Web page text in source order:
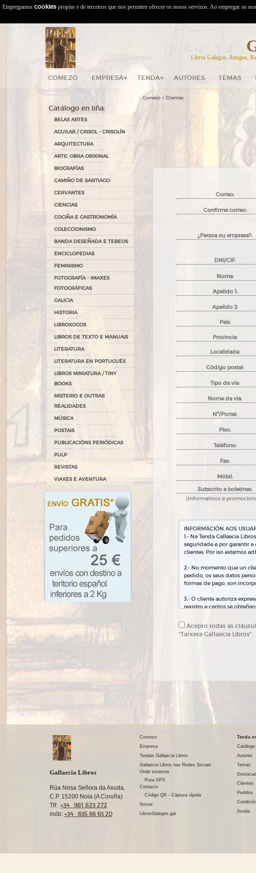
Libros Galegos, Antigos,
COMEZO EMPRESA TENDA AUTORES TEMAS
Catálogo en liña:
BELAS ARTES
AGUILAR / CRISOL - CRISOLÍN
ARQUITECTURA
ARTE: OBRA ORIXINAL
BIOGRAFÍAS
CAMIÑO DE SANTIAGO
CERVANTES
CIENCIAS
COCIÑA E GASTRONOMÍA
COLECCIONISMO
BANDA DESEÑADA E TEBEOS
ENCICLOPEDIAS
FEMINISMO
FOTOGRAFÍA - IMAXES
FOTOGRÁFICAS
GALICIA
HISTORIA
LIBROXOGOS
LIBROS DE TEXTO E MANUAIS
LITERATURA
LITERATURA EN PORTUGUÉS
LIBROS MINIATURA / TINY
BOOKS
MISTERIO E OUTRAS
REALIDADES
MÚSICA
POSTAIS
PUBLICACIÓNS PERIÓDICAS
PULP
REVISTAS
VIAXES E AVENTURA
:: Comezo > Clientes
Correo:
Confirme correo:
¿Persoa ou empresa?:
DNI/CIF:
Nome:
Apelido 1:
Apelido 2:
País:
Provincia:
Localidade:
Código postal:
Tipo da vía:
Nome da vía:
Nº/Portal:
Piso:
Teléfono:
Fax:
Móbil:
Subscrito a boletines:
(Informativos e
Acepto todas as
"Tarxeta Gallaecia Libros".
Gallaecia Libros
Rúa Nosa Señora da Axuda,
C.P. 15200 Noia (A Coruña)
Tlf: +34 981 823 272
mób: +34 635 66 63 20
Comezo
Empresa
Tendas Gallaecia Libros
Gallaecia Libros nas Redes Sociais
Onde estamos
Ruta GPS
Contacto
Código QR - Cáptura rápida
Novas
LibrosGalegos.gal
Tenda
Catálogo
Autores
Temas
Clientes
Pedidos
Axuda
Empregamos cookies propias e de terceiros que nos permiten ofrecer os nosos servizos. Ao empregar os